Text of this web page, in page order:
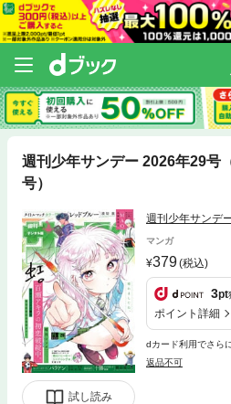
週刊少年サンデー 2026年29号
号）
試し読み
週刊少年サンデ
マンガ
379(税込)
3pt
ポイント詳細
dカード利用でさら
返品不可